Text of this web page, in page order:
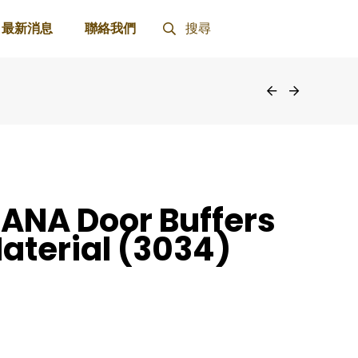
最新消息 聯絡我們 搜尋
Door Buffers
(3034)